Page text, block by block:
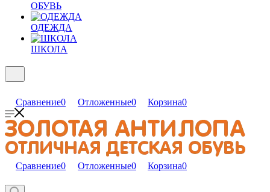
ОБУВЬ
ОДЕЖДА
ШКОЛА
Сравнение0 Отложенные0 Корзина0
Сравнение0 Отложенные0 Корзина0